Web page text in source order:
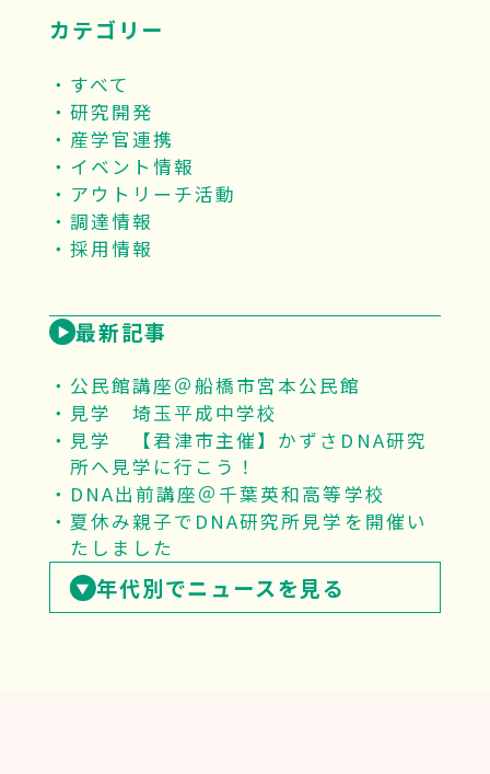
カテゴリー
すべて
研究開発
産学官連携
イベント情報
アウトリーチ活動
調達情報
採用情報
最新記事
公民館講座＠船橋市宮本公民館
見学 埼玉平成中学校
見学 【君津市主催】かずさDNA研究
所へ見学に行こう！
DNA出前講座＠千葉英和高等学校
夏休み親子でDNA研究所見学を開催い
たしました
年代別でニュースを見る